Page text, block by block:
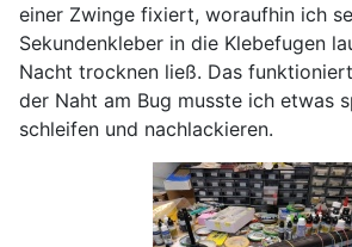
einer Zwinge fixiert, woraufhin ich
Sekundenkleber in die Klebefugen
Nacht trocknen ließ. Das
der Naht am Bug musste ich etwas
schleifen und nachlackieren.